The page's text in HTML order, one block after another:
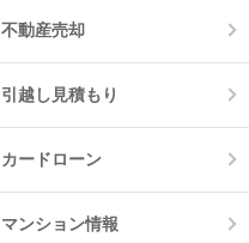
不動産売却
引越し見積もり
カードローン
マンション情報